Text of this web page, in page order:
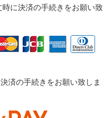
時に決済の手続きをお願い致
済の手続きをお願い致しま